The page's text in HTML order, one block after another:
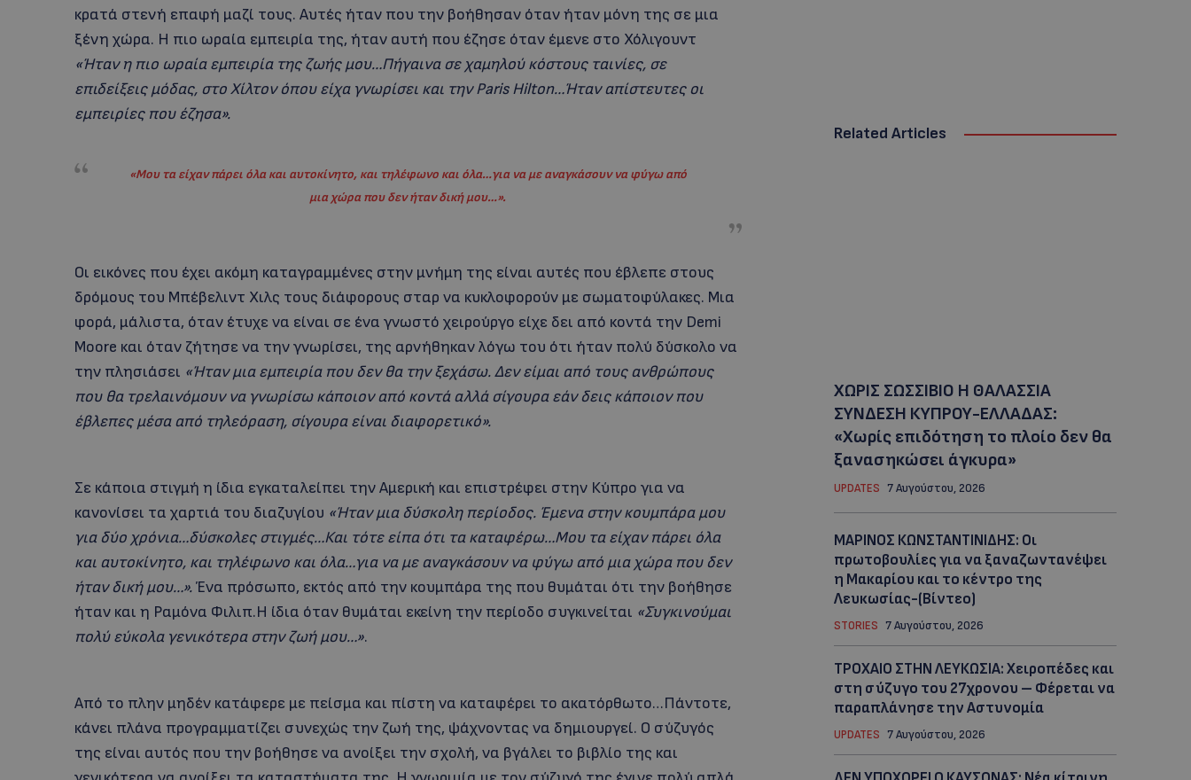
κρατά στενή επαφή μαζί τους. Αυτές ήταν που την βοήθησαν όταν ήταν μόνη της σε μια
ξένη χώρα. Η πιο ωραία εμπειρία της, ήταν αυτή που έζησε όταν έμενε στο Χόλιγουντ
«Ήταν η πιο ωραία εμπειρία της ζωής μου…Πήγαινα σε χαμηλού κόστους ταινίες, σε
επιδείξεις μόδας, στο Χίλτον όπου είχα γνωρίσει και την Paris Hilton…Ήταν απίστευτες οι
εμπειρίες που έζησα».
«Μου τα είχαν πάρει όλα και αυτοκίνητο, και τηλέφωνο και όλα…για να με αναγκάσουν να φύγω από
μια χώρα που δεν ήταν δική μου…».
Οι εικόνες που έχει ακόμη καταγραμμένες στην μνήμη της είναι αυτές που έβλεπε στους
δρόμους του Μπέβελιντ Χιλς τους διάφορους σταρ να κυκλοφορούν με σωματοφύλακες. Μια
φορά, μάλιστα, όταν έτυχε να είναι σε ένα γνωστό χειρούργο είχε δει από κοντά την Demi
Moore και όταν ζήτησε να την γνωρίσει, της αρνήθηκαν λόγω του ότι ήταν πολύ δύσκολο να
την πλησιάσει «Ήταν μια εμπειρία που δεν θα την ξεχάσω. Δεν είμαι από τους ανθρώπους
που θα τρελαινόμουν να γνωρίσω κάποιον από κοντά αλλά σίγουρα εάν δεις κάποιον που
έβλεπες μέσα από τηλεόραση, σίγουρα είναι διαφορετικό».
Σε κάποια στιγμή η ίδια εγκαταλείπει την Αμερική και επιστρέφει στην Κύπρο για να
κανονίσει τα χαρτιά του διαζυγίου «Ήταν μια δύσκολη περίοδος. Έμενα στην κουμπάρα μου
για δύο χρόνια…δύσκολες στιγμές…Και τότε είπα ότι τα καταφέρω…Μου τα είχαν πάρει όλα
και αυτοκίνητο, και τηλέφωνο και όλα…για να με αναγκάσουν να φύγω από μια χώρα που δεν
ήταν δική μου…».Ένα πρόσωπο, εκτός από την κουμπάρα της που θυμάται ότι την βοήθησε
ήταν και η Ραμόνα Φιλιπ.Η ίδια όταν θυμάται εκείνη την περίοδο συγκινείται «Συγκινούμαι
πολύ εύκολα γενικότερα στην ζωή μου…».
Από το πλην μηδέν κατάφερε με πείσμα και πίστη να καταφέρει το ακατόρθωτο…Πάντοτε,
κάνει πλάνα προγραμματίζει συνεχώς την ζωή της, ψάχνοντας να δημιουργεί. Ο σύζυγός
της είναι αυτός που την βοήθησε να ανοίξει την σχολή, να βγάλει το βιβλίο της και
Related Articles
ΧΩΡΙΣ ΣΩΣΣΙΒΙΟ Η ΘΑΛΑΣΣΙΑ
ΣΥΝΔΕΣΗ ΚΥΠΡΟΥ-ΕΛΛΑΔΑΣ:
«Χωρίς επιδότηση το πλοίο δεν θα
ξανασηκώσει άγκυρα»
UPDATES 7 Αυγούστου, 2026
ΜΑΡΙΝΟΣ ΚΩΝΣΤΑΝΤΙΝΙΔΗΣ: Οι
πρωτοβουλίες για να ξαναζωντανέψει
η Μακαρίου και το κέντρο της
Λευκωσίας-(Βίντεο)
STORIES 7 Αυγούστου, 2026
ΤΡΟΧΑΙΟ ΣΤΗΝ ΛΕΥΚΩΣΙΑ: Χειροπέδες και
στη σύζυγο του 27χρονου – Φέρεται να
παραπλάνησε την Αστυνομία
UPDATES 7 Αυγούστου, 2026